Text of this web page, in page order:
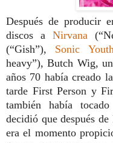
Después de producir
discos a Nirvana
(“Gish”), Sonic
heavy”), Butch Wig,
años 70 había creado
tarde First Person y
también había
decidió que después
era el momento